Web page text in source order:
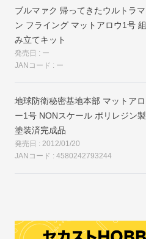
ブルマァク 帰ってきたウルトラマ
ン フライング マットアロウ1号 組
み立てキット
発売日 : ー
JANコード : ー
地球防衛秘密基地本部 マットアロ
ー1号 NONスケール ポリレジン製
塗装済完成品
発売日 : 2012/01/20
JANコード : 4580242793244